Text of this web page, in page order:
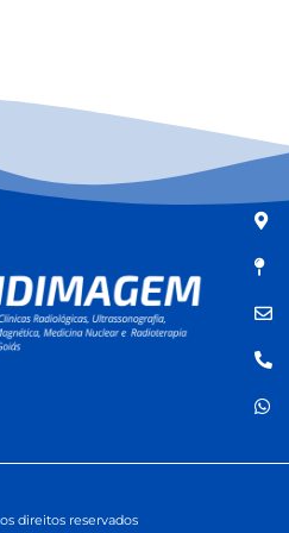
direitos reservados